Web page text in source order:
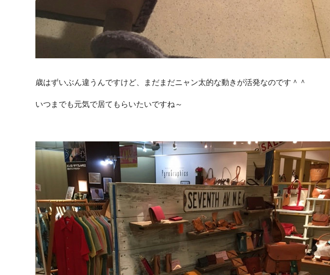
歳はずいぶん違うんですけど、まだまだニャン太的な動きが活発なのです＾＾
いつまでも元気で居てもらいたいですね～